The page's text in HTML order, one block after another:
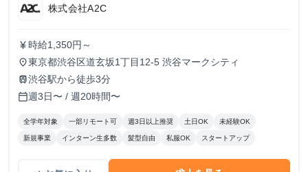
株式会社A2C
currency_yen 時給1,350円～
place東京都渋谷区道玄坂1丁目12-5 渋谷マークシティ
train渋谷駅から徒歩3分
calendar_today週3日〜 / 週20時間〜
全学年対象 一部リモート可 週3日以上推奨 土日OK 未経験OK
新規事業 インターン生多数 髪型自由 私服OK スタートアップ